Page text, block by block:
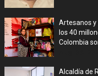
Artesanos y
los 40
Colombia
Alcaldía de